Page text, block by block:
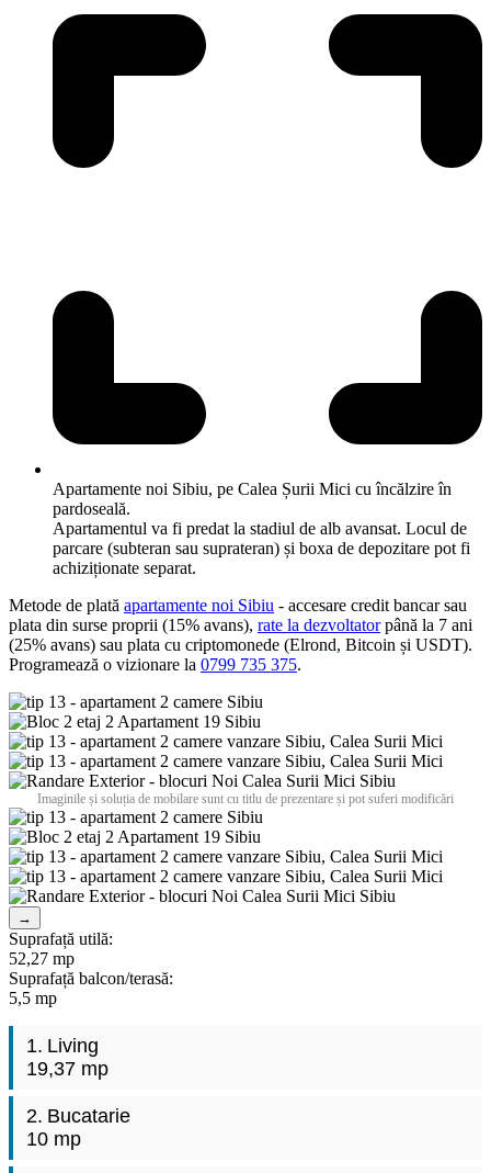
Apartamente noi Sibiu, pe Calea Șurii Mici cu încălzire în
pardoseală.
Apartamentul va fi predat la stadiul de alb avansat. Locul de
parcare (subteran sau suprateran) și boxa de depozitare pot fi
achiziționate separat.
Metode de plată apartamente noi Sibiu - accesare credit bancar sau
plata din surse proprii (15% avans), rate la dezvoltatorpână la 7 ani
(25% avans) sau plata cu criptomonede (Elrond, Bitcoin și USDT).
Programează o vizionare la 0799 735 375.
Imaginile și soluția de mobilare sunt cu titlu de prezentare și pot suferi modificări
→
Suprafață utilă:
52,27 mp
Suprafață balcon/terasă:
5,5 mp
1. Living
19,37 mp
2. Bucatarie
10 mp